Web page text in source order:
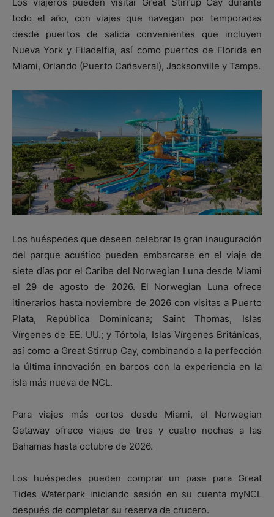
todo el año, con viajes que navegan por temporadas
desde puertos de salida convenientes que incluyen
Nueva York y Filadelfia, así como puertos de Florida en
Miami, Orlando (Puerto Cañaveral), Jacksonville y Tampa.
Los huéspedes que deseen celebrar la gran inauguración
del parque acuático pueden embarcarse en el viaje de
siete días por el Caribe del Norwegian Luna desde Miami
el 29 de agosto de 2026. El Norwegian Luna ofrece
itinerarios hasta noviembre de 2026 con visitas a Puerto
Plata, República Dominicana; Saint Thomas, Islas
Vírgenes de EE. UU.; y Tórtola, Islas Vírgenes Británicas,
así como a Great Stirrup Cay, combinando a la perfección
la última innovación en barcos con la experiencia en la
isla más nueva de NCL.
Para viajes más cortos desde Miami, el Norwegian
Getaway ofrece viajes de tres y cuatro noches a las
Bahamas hasta octubre de 2026.
Los huéspedes pueden comprar un pase para Great
Tides Waterpark iniciando sesión en su cuenta myNCL
después de completar su reserva de crucero.